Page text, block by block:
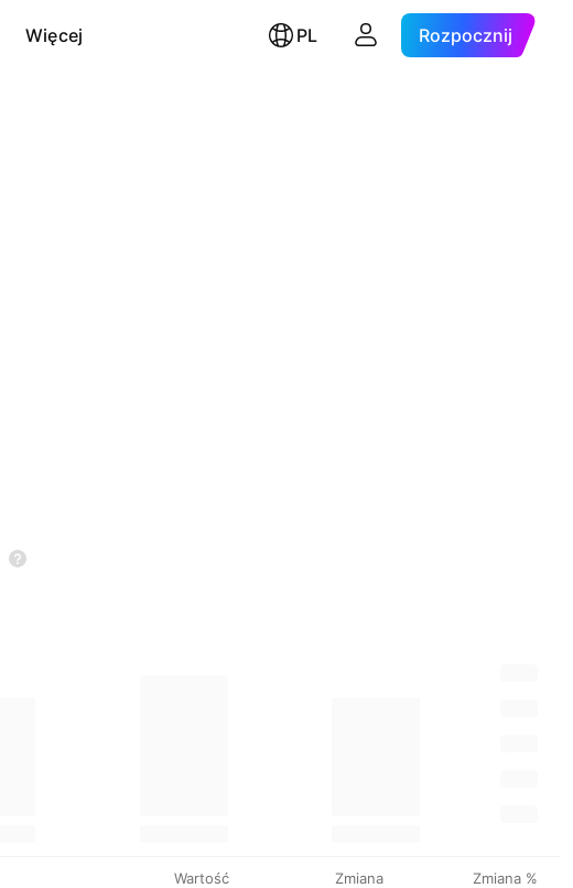
Więcej PL Rozpocznij
Wartość Zmiana Zmiana %